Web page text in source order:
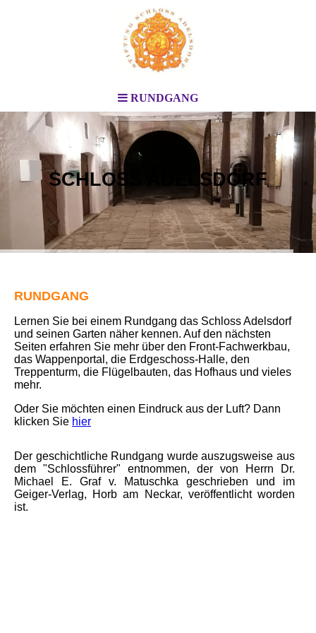
RUNDGANG
SCHLOSS ADELSDORF
RUNDGANG
Lernen Sie bei einem Rundgang das Schloss Adelsdorf
und seinen Garten näher kennen. Auf den nächsten
Seiten erfahren Sie mehr über den Front-Fachwerkbau,
das Wappenportal, die Erdgeschoss-Halle, den
Treppenturm, die Flügelbauten, das Hofhaus und vieles
mehr.
Oder Sie möchten einen Eindruck aus der Luft? Dann
klicken Sie hier
Der geschichtliche Rundgang wurde auszugsweise aus
dem "Schlossführer" entnommen, der von Herrn Dr.
Michael E. Graf v. Matuschka geschrieben und im
Geiger-Verlag, Horb am Neckar, veröffentlicht worden
ist.